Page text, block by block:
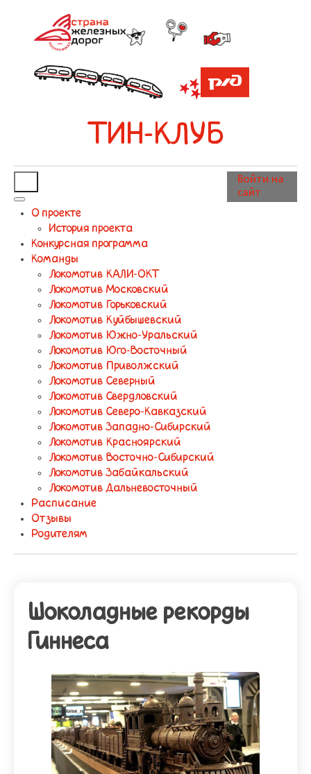
ТИН-КЛУБ
О проекте
История проекта
Конкурсная программа
Команды
Локомотив КАЛИ-ОКТ
Локомотив Московский
Локомотив Горьковский
Локомотив Куйбышевский
Локомотив Южно-Уральский
Локомотив Юго-Восточный
Локомотив Приволжский
Локомотив Северный
Локомотив Свердловский
Локомотив Северо-Кавказский
Локомотив Западно-Сибирский
Локомотив Красноярский
Локомотив Восточно-Сибирский
Локомотив Забайкальский
Локомотив Дальневосточный
Расписание
Отзывы
Родителям
Войти на
сайт
Шоколадные рекорды
Гиннеса